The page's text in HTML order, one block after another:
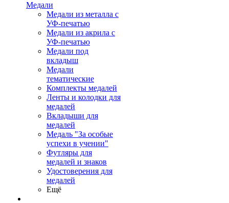
Медали
Медали из металла с
УФ-печатью
Медали из акрила с
УФ-печатью
Медали под
вкладыш
Медали
тематические
Комплекты медалей
Ленты и колодки для
медалей
Вкладыши для
медалей
Медаль "За особые
успехи в учении"
Футляры для
медалей и знаков
Удостоверения для
медалей
Ещё